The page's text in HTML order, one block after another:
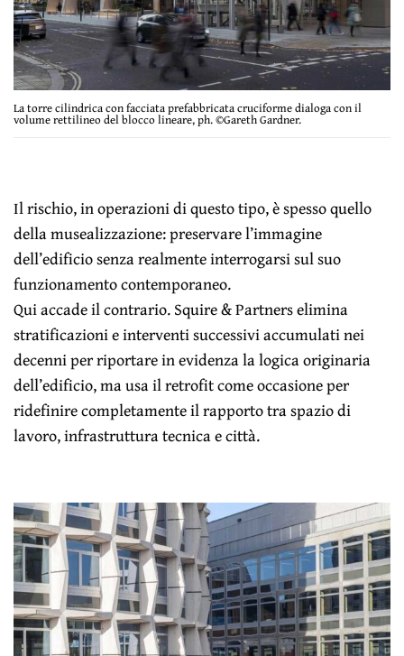
La torre cilindrica con facciata prefabbricata cruciforme dialoga con il
volume rettilineo del blocco lineare, ph. ©Gareth Gardner.
Il rischio, in operazioni di questo tipo, è spesso quello
della musealizzazione: preservare l’immagine
dell’edificio senza realmente interrogarsi sul suo
funzionamento contemporaneo.
Qui accade il contrario. Squire & Partners elimina
stratificazioni e interventi successivi accumulati nei
decenni per riportare in evidenza la logica originaria
dell’edificio, ma usa il retrofit come occasione per
ridefinire completamente il rapporto tra spazio di
lavoro, infrastruttura tecnica e città.